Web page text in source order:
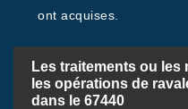
ont acquises.
Les traitements ou
les opérations de
dans le 67440